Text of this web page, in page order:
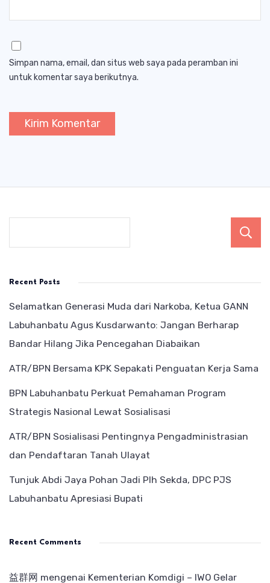
Simpan nama, email, dan situs web saya pada peramban ini
untuk komentar saya berikutnya.
Recent Posts
Selamatkan Generasi Muda dari Narkoba, Ketua GANN
Labuhanbatu Agus Kusdarwanto: Jangan Berharap
Bandar Hilang Jika Pencegahan Diabaikan
ATR/BPN Bersama KPK Sepakati Penguatan Kerja Sama
BPN Labuhanbatu Perkuat Pemahaman Program
Strategis Nasional Lewat Sosialisasi
ATR/BPN Sosialisasi Pentingnya Pengadministrasian
dan Pendaftaran Tanah Ulayat
Tunjuk Abdi Jaya Pohan Jadi Plh Sekda, DPC PJS
Labuhanbatu Apresiasi Bupati
Recent Comments
益群网 mengenai Kementerian Komdigi – IWO Gelar